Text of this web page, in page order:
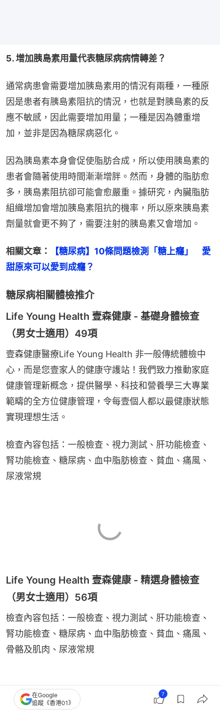
5. 增加胰島素用量代表糖尿病病情轉差？
通常病患會需要增加胰島素用的情況有兩種，一種原
因是患者有胰島素阻抗的情況，也就是對胰島素的反
應不敏感，因此需要增加用量；一種是因為體重增
加，並非是因為糖尿病惡化。
因為胰島素本身會促使脂肪合成，所以使用胰島素的
患者會隨著使用時間漸漸增胖。然而，身體的脂肪愈
多，胰島素阻抗卻可能會愈嚴重。據研究，內臟脂肪
組織增加會增加胰島素阻抗的機率，所以原來胰島素
劑量就會更不夠了，需要注射的胰島素又會增加。
相關文章：
【糖尿病】10條問題檢測「糖上癮」　愛
甜原來可以愛到成癮？
糖尿病相關體檢推介
Life Young Health 壹森健康 - 基礎身體檢查
（男女士適用）49項
壹森健康醫療Life Young Health 非一般傳統體檢中
心，而是您壹家人的健康守護站！我們致力推動家庭
健康管理新概念，提供醫學、科技和營養學三大專業
範疇的全方位健康管理，令每壹個人都以最健康狀態
實現理想生活。
檢查內容包括：一般檢查、視力測試、肝功能檢查、
腎功能檢查、糖尿病、血中脂肪檢查、貧血、痛風、
尿液常規
Life Young Health 壹森健康 - 精選身體檢查
（男女士適用）56項
檢查內容包括：一般檢查、視力測試、肝功能檢查、
腎功能檢查、糖尿病、血中脂肪檢查、貧血、痛風、
骨骼及肌肉、尿液常規
在Google
追蹤《香港01》
7